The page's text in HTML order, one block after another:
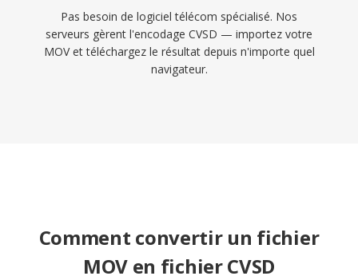
Pas besoin de logiciel télécom spécialisé. Nos
serveurs gèrent l'encodage CVSD — importez votre
MOV et téléchargez le résultat depuis n'importe quel
navigateur.
Comment convertir un fichier
MOV en fichier CVSD